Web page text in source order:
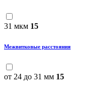
31 мкм 15
Межвитковые расстояния
от 24 до 31 мм 15